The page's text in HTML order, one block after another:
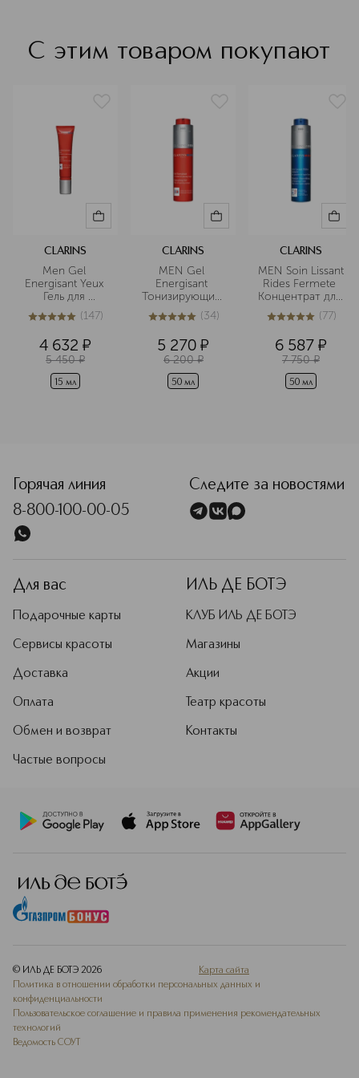
С этим товаром покупают
CLARINS
Men Gel
Energisant Yeux
Гель для
устранения
следов
глазами
5из 5147 (147)
4 632 ¤
5 450 ¤
15 мл
CLARINS
MEN Gel
Energisant
Тонизирующий
гель для лица,
устраняющий
усталости
5из 534 (34)
5 270 ¤
6 200 ¤
50 мл
CLARINS
MEN Soin Lissant
Rides Fermete
Концентрат для
лица против
морщин
5из 577 (77)
6 587 ¤
7 750 ¤
50 мл
Горячая линия
8-800-100-00-05
Следите за новостями
Для вас
Подарочные карты
Сервисы красоты
Доставка
Оплата
Обмен и возврат
Частые вопросы
ИЛЬ ДЕ БОТЭ
КЛУБ ИЛЬ ДЕ БОТЭ
Магазины
Акции
Театр красоты
Контакты
© ИЛЬ ДЕ БОТЭ 2026
Карта сайта
Политика в отношении обработки персональных данных и
конфиденциальности
Пользовательское соглашение и правила применения рекомендательных
технологий
Ведомость СОУТ